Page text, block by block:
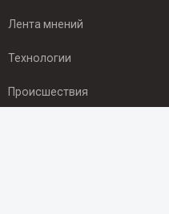
Лента мнений
Технологии
Происшествия